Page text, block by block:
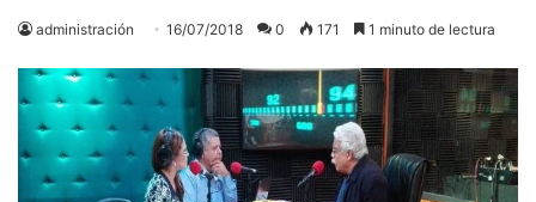
administración 16/07/2018 0 171 1 minuto de lectura